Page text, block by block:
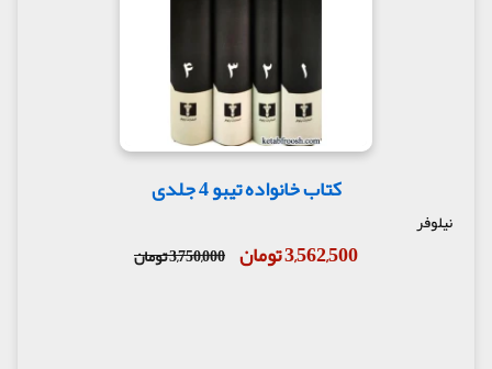
کتاب خانواده تیبو 4 جلدی
نیلوفر
3,562,500 تومان 3,750,000 تومان